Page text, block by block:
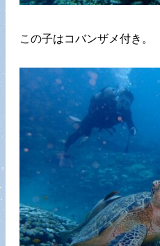
この子はコバンザメ付き。